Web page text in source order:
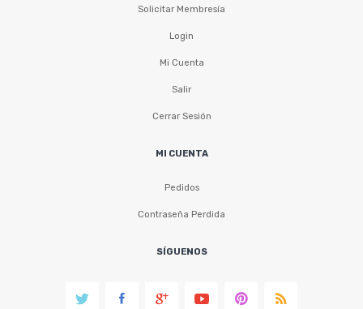
Solicitar Membresía
Login
Mi Cuenta
Salir
Cerrar Sesión
MI CUENTA
Pedidos
Contraseña Perdida
SÍGUENOS